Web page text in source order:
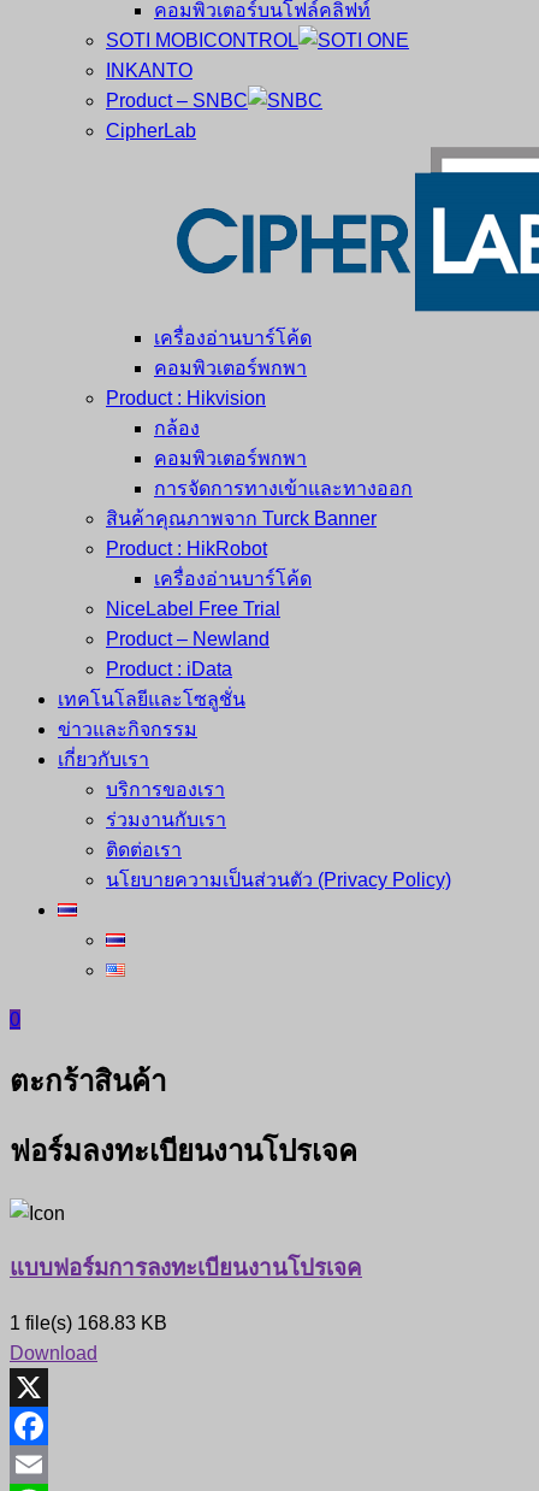
คอมพิวเตอร์บนโฟล์คลิฟท์
SOTI MOBICONTROL
INKANTO
Product – SNBC
CipherLab
เครื่องอ่านบาร์โค้ด
คอมพิวเตอร์พกพา
Product : Hikvision
กล้อง
คอมพิวเตอร์พกพา
การจัดการทางเข้าและทางออก
สินค้าคุณภาพจาก Turck Banner
Product : HikRobot
เครื่องอ่านบาร์โค้ด
NiceLabel Free Trial
Product – Newland
Product : iData
เทคโนโลยีและโซลูชั่น
ข่าวและกิจกรรม
เกี่ยวกับเรา
บริการของเรา
ร่วมงานกับเรา
ติดต่อเรา
นโยบายความเป็นส่วนตัว (Privacy Policy)
0
ตะกร้าสินค้า
ฟอร์มลงทะเบียนงานโปรเจค
แบบฟอร์มการลงทะเบียนงานโปรเจค
1 file(s) 168.83 KB
Download
X
Facebook